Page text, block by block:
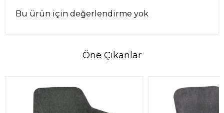
Bu ürün için değerlendirme yok
Öne Çıkanlar